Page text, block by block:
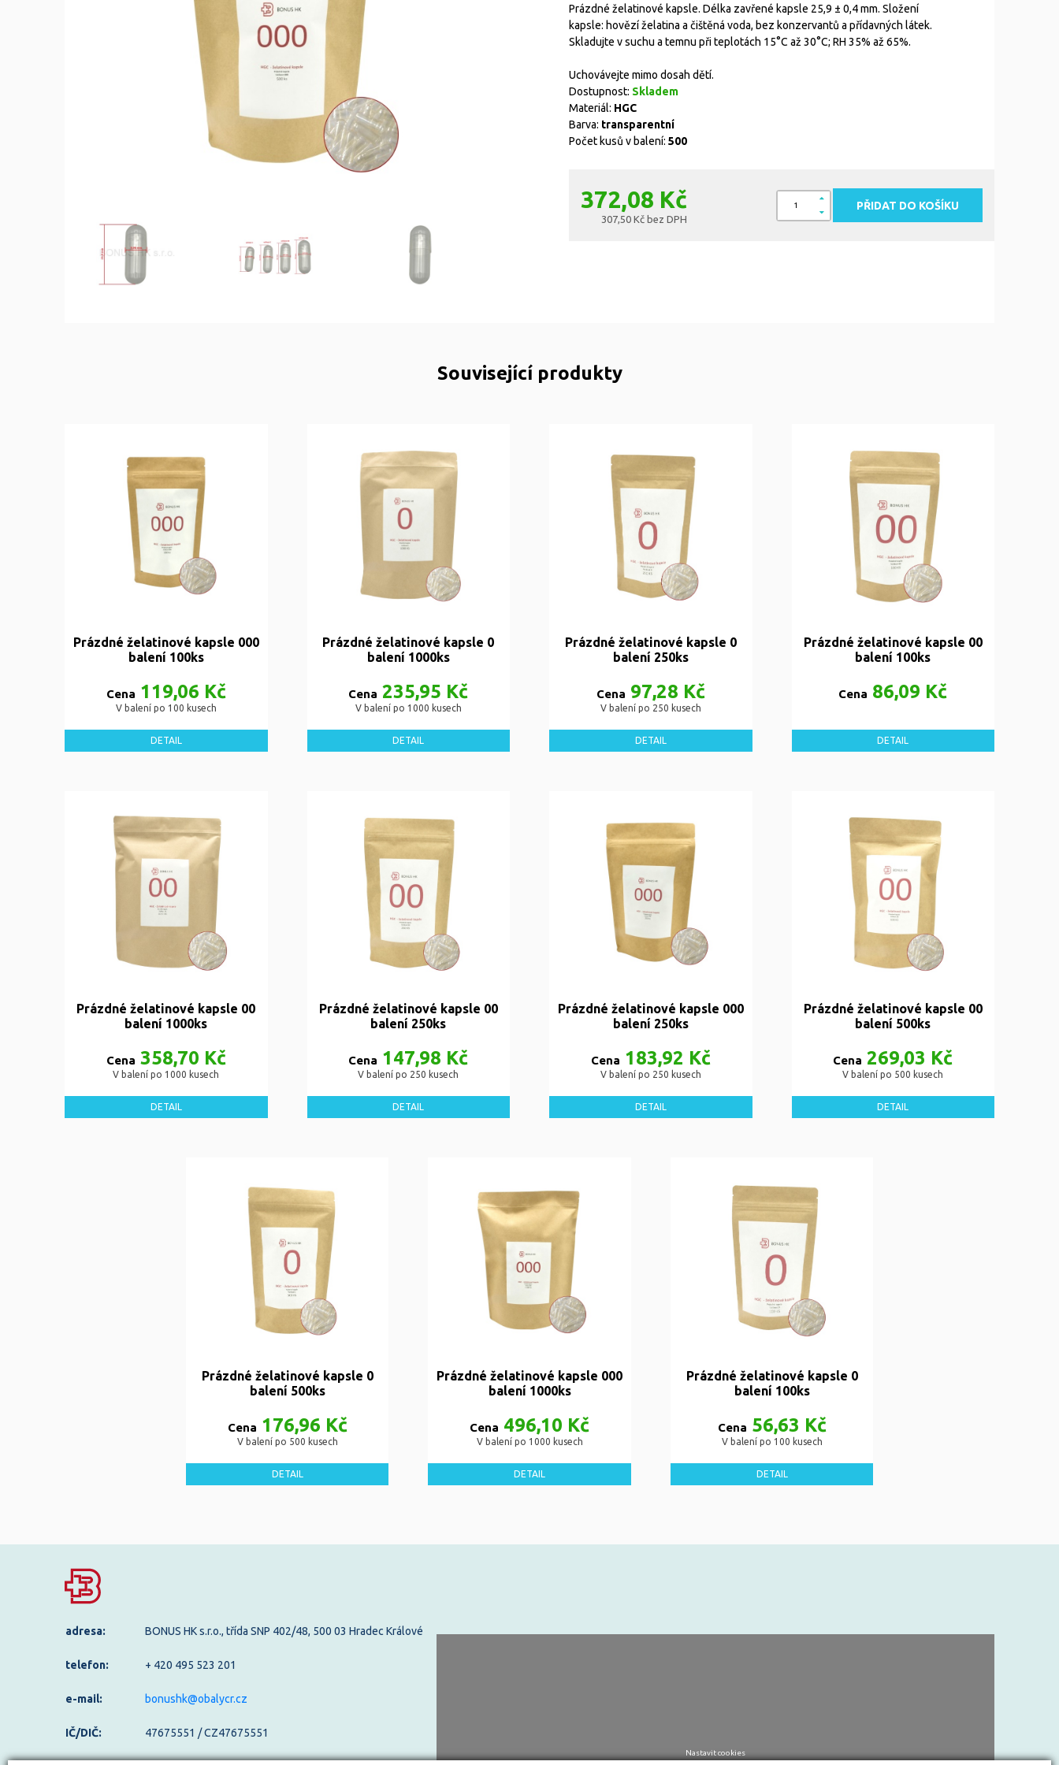
Prázdné želatinové kapsle. Délka zavřené kapsle 25,9 ± 0,4 mm. Složení
kapsle: hovězí želatina a čištěná voda, bez konzervantů a přídavných látek.
Skladujte v suchu a temnu při teplotách 15°C až 30°C; RH 35% až 65%.
Uchovávejte mimo dosah dětí.
Dostupnost: Skladem
Materiál: HGC
Barva: transparentní
Počet kusů v balení: 500
372,08 Kč
307,50 Kč bez DPH
PŘIDAT DO KOŠÍKU
Související produkty
Prázdné želatinové kapsle 000
balení 100ks
Cena 119,06 Kč
V balení po 100 kusech
DETAIL
Prázdné želatinové kapsle 0
balení 1000ks
Cena 235,95 Kč
V balení po 1000 kusech
DETAIL
Prázdné želatinové kapsle 0
balení 250ks
Cena 97,28 Kč
V balení po 250 kusech
DETAIL
Prázdné želatinové kapsle 00
balení 100ks
Cena 86,09 Kč
DETAIL
Prázdné želatinové kapsle 00
balení 1000ks
Cena 358,70 Kč
V balení po 1000 kusech
DETAIL
Prázdné želatinové kapsle 00
balení 250ks
Cena 147,98 Kč
V balení po 250 kusech
DETAIL
Prázdné želatinové kapsle 000
balení 250ks
Cena 183,92 Kč
V balení po 250 kusech
DETAIL
Prázdné želatinové kapsle 00
balení 500ks
Cena 269,03 Kč
V balení po 500 kusech
DETAIL
Prázdné želatinové kapsle 0
balení 500ks
Cena 176,96 Kč
V balení po 500 kusech
DETAIL
Prázdné želatinové kapsle 000
balení 1000ks
Cena 496,10 Kč
V balení po 1000 kusech
DETAIL
Prázdné želatinové kapsle 0
balení 100ks
Cena 56,63 Kč
V balení po 100 kusech
DETAIL
adresa: BONUS HK s.r.o., třída SNP 402/48, 500 03 Hradec Králové
telefon: + 420 495 523 201
e-mail: bonushk@obalycr.cz
IČ/DIČ: 47675551 / CZ47675551
Nastavit cookies